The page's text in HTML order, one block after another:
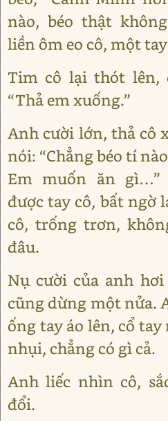
nào, béo thật
liền ôm eo cô, một
Tim cô lại thót lên,
“Thả em xuống.”
Anh cười lớn, thả cô
nói: “Chẳng béo tí
Em muốn ăn gì…”
được tay cô, bất ngờ
cô, trống trơn,
đâu.
Nụ cười của anh
cũng dừng một nửa.
ống tay áo lên, cổ
nhụi, chẳng có gì cả.
Anh liếc nhìn cô,
đổi.